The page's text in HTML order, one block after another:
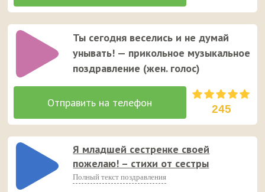
Ты сегодня веселись и не думай
унывать! — прикольное музыкальное
поздравление (жен. голос)
245
Я младшей сестренке своей
пожелаю! – стихи от сестры
Полный текст поздравления